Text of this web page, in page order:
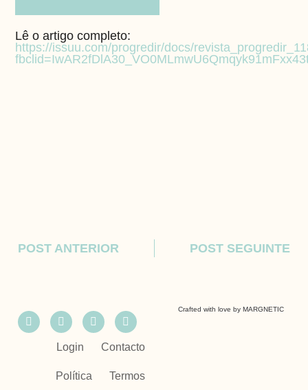
Lê o artigo completo:
https://issuu.com/progredir/docs/
POST ANTERIOR POST SEGUINTE
Login Contacto
Política Termos
Crafted with love by MARGNETIC